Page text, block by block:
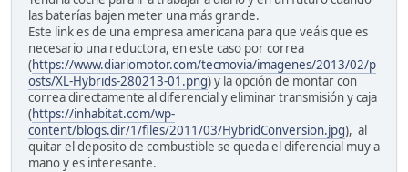
las baterías bajen meter una más grande.
Este link es de una empresa americana para que veáis que es
necesario una reductora, en este caso por correa
(https://www.diariomotor.com/tecmovia/imagenes/2013/02/p
osts/XL-Hybrids-280213-01.png) y la opción de montar con
correa directamente al diferencial y eliminar transmisión y caja
(https://inhabitat.com/wp-
content/blogs.dir/1/files/2011/03/HybridConversion.jpg), al
quitar el deposito de combustible se queda el diferencial muy a
mano y es interesante.